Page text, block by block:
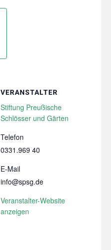
VERANSTALTER
Stiftung Preußische
Schlösser und Gärten
Telefon
0331.969 40
E-Mail
info@spsg.de
Veranstalter-Website
anzeigen